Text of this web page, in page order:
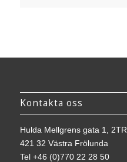
Kontakta oss
Hulda Mellgrens gata 1, 2TR
421 32 Västra Frölunda
Tel +46 (0)770 22 28 50